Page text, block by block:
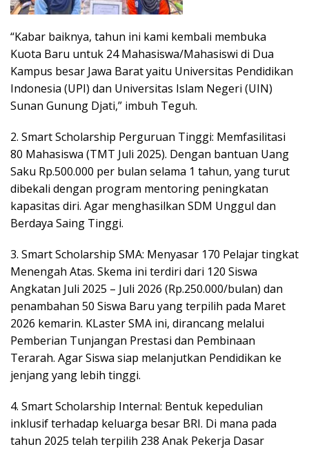
“Kabar baiknya, tahun ini kami kembali membuka
Kuota Baru untuk 24 Mahasiswa/Mahasiswi di Dua
Kampus besar Jawa Barat yaitu Universitas Pendidikan
Indonesia (UPI) dan Universitas Islam Negeri (UIN)
Sunan Gunung Djati,” imbuh Teguh.
2. ​Smart Scholarship Perguruan Tinggi: Memfasilitasi
80 Mahasiswa (TMT Juli 2025). Dengan bantuan Uang
Saku Rp.500.000 per bulan selama 1 tahun, yang turut
dibekali dengan program mentoring peningkatan
kapasitas diri. Agar menghasilkan SDM Unggul dan
Berdaya Saing Tinggi.
3. ​Smart Scholarship SMA: Menyasar 170 Pelajar tingkat
Menengah Atas. Skema ini terdiri dari 120 Siswa
Angkatan Juli 2025 – Juli 2026 (Rp.250.000/bulan) dan
penambahan 50 Siswa Baru yang terpilih pada Maret
2026 kemarin. KLaster SMA ini, dirancang melalui
Pemberian Tunjangan Prestasi dan Pembinaan
Terarah. Agar Siswa siap melanjutkan Pendidikan ke
jenjang yang lebih tinggi.
4. ​Smart Scholarship Internal: Bentuk kepedulian
inklusif terhadap keluarga besar BRI. Di mana pada
tahun 2025 telah terpilih 238 Anak Pekerja Dasar